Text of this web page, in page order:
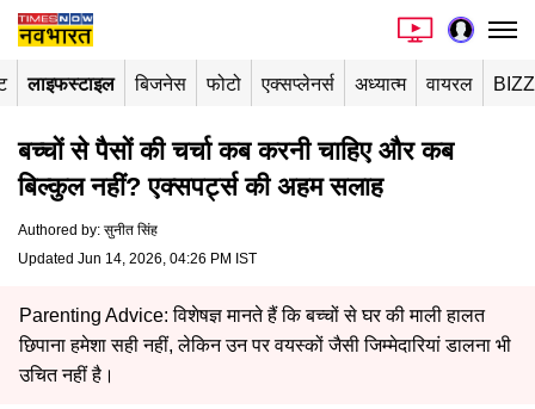
लाइफस्टाइल बिजनेस फोटो एक्सप्लेनर्स अध्यात्म वायरल
बच्चों से पैसों की चर्चा कब करनी चाहिए और कब
बिल्कुल नहीं? एक्सपर्ट्स की अहम सलाह
Authored by: सुनीत सिंह
Updated Jun 14, 2026, 04:26 PM IST
Parenting Advice: विशेषज्ञ मानते हैं कि बच्चों से घर की माली हालत
छिपाना हमेशा सही नहीं, लेकिन उन पर वयस्कों जैसी जिम्मेदारियां डालना भी
उचित नहीं है।